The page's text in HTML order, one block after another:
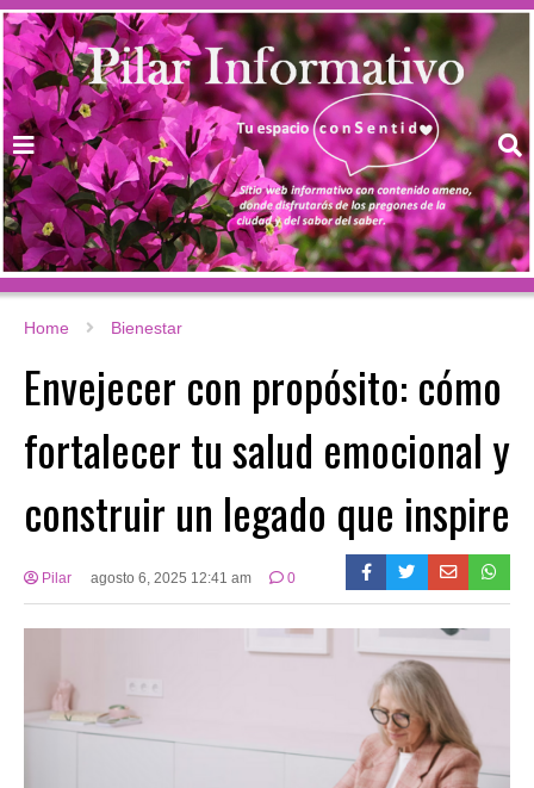
Home Bienestar
Envejecer con propósito: cómo
fortalecer tu salud emocional y
construir un legado que inspire
Pilar agosto 6, 2025 12:41 am 0